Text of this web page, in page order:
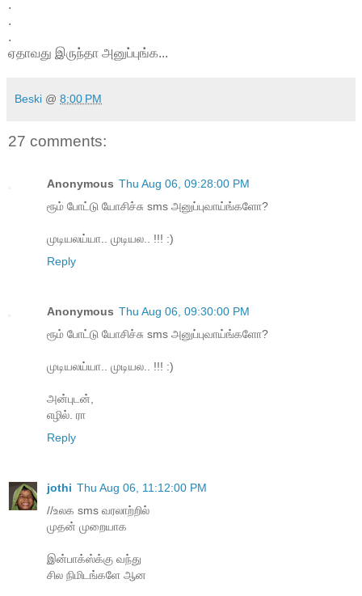
.
.
.
ஏதாவது இருந்தா அனுப்புங்க...
Beski @ 8:00 PM
27 comments:
Anonymous Thu Aug 06, 09:28:00 PM
ரூம் போட்டு யோசிச்சு sms அனுப்புவாய்ங்களோ?
முடியலய்யா.. முடியல.. !!! :)
Reply
Anonymous Thu Aug 06, 09:30:00 PM
ரூம் போட்டு யோசிச்சு sms அனுப்புவாய்ங்களோ?
முடியலய்யா.. முடியல.. !!! :)
அன்புடன்,
எழில். ரா
Reply
jothi Thu Aug 06, 11:12:00 PM
//உலக sms வரலாற்றில்
முதன் முறையாக
இன்பாக்ஸ்க்கு வந்து
சில நிமிடங்களே ஆன